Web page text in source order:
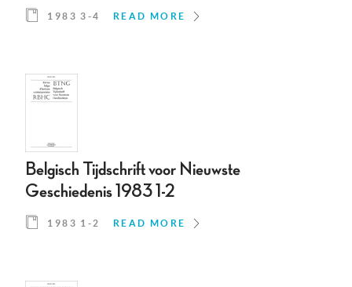
1983 3-4 READ MORE
Belgisch Tijdschrift voor Nieuwste
Geschiedenis 1983 1-2
1983 1-2 READ MORE